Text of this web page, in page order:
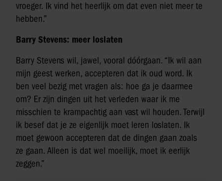
vroeger. Ik vind het heerlijk om dat even niet meer te
hebben.”
Barry Stevens: meer loslaten
Barry Stevens wil, jawel, vooral dóórgaan. “Ik wil aan
mijn geest werken, accepteren dat ik oud word. Ik
ben veel bezig met vragen als: hoe ga je daarmee
om? Er zijn dingen uit het verleden waar ik me
misschien te krampachtig aan vast wil houden. Terwijl
ik besef dat je ze eigenlijk moet leren loslaten. Ik
moet gewoon accepteren dat de dingen gaan zoals
ze gaan. Alleen is dat wel moeilijk, moet ik eerlijk
zeggen.”